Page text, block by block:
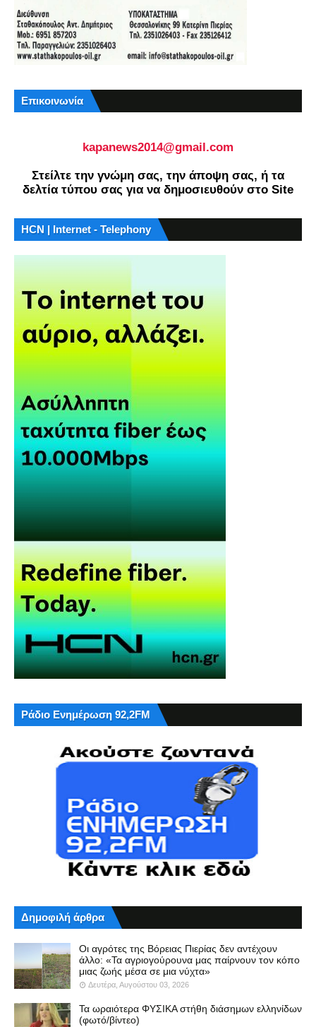
Επικοινωνία
kapanews2014@gmail.com
Στείλτε την γνώμη σας, την άποψη σας, ή τα
δελτία τύπου σας για να δημοσιευθούν στο Site
HCN | Internet - Telephony
Ράδιο Ενημέρωση 92,2FM
Δημοφιλή άρθρα
Οι αγρότες της Βόρειας Πιερίας δεν αντέχουν
άλλο: «Τα αγριογούρουνα μας παίρνουν τον κόπο
μιας ζωής μέσα σε μια νύχτα»
Δευτέρα, Αυγούστου 03, 2026
Τα ωραιότερα ΦΥΣΙΚΑ στήθη διάσημων ελληνίδων
(φωτό/βίντεο)